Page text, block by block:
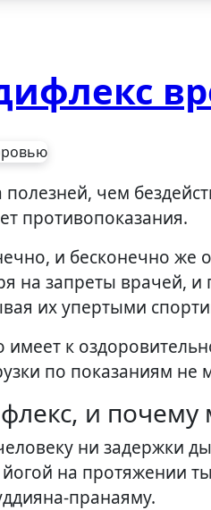
противопоказания.
и бесконечно же
на запреты врачей, и
их упертыми
к
по показаниям не
и
ни задержки
на протяжении
пранаяму.